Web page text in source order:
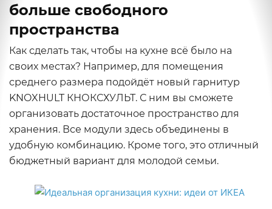
больше свободного
пространства
Как сделать так, чтобы на кухне всё было на
своих местах? Например, для помещения
среднего размера подойдёт новый гарнитур
KNOXHULT КНОКСХУЛЬТ. С ним вы сможете
организовать достаточное пространство для
хранения. Все модули здесь объединены в
удобную комбинацию. Кроме того, это отличный
бюджетный вариант для молодой семьи.